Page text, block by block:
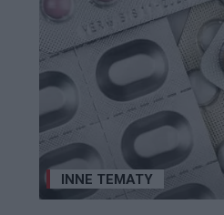
INNE TEMATY